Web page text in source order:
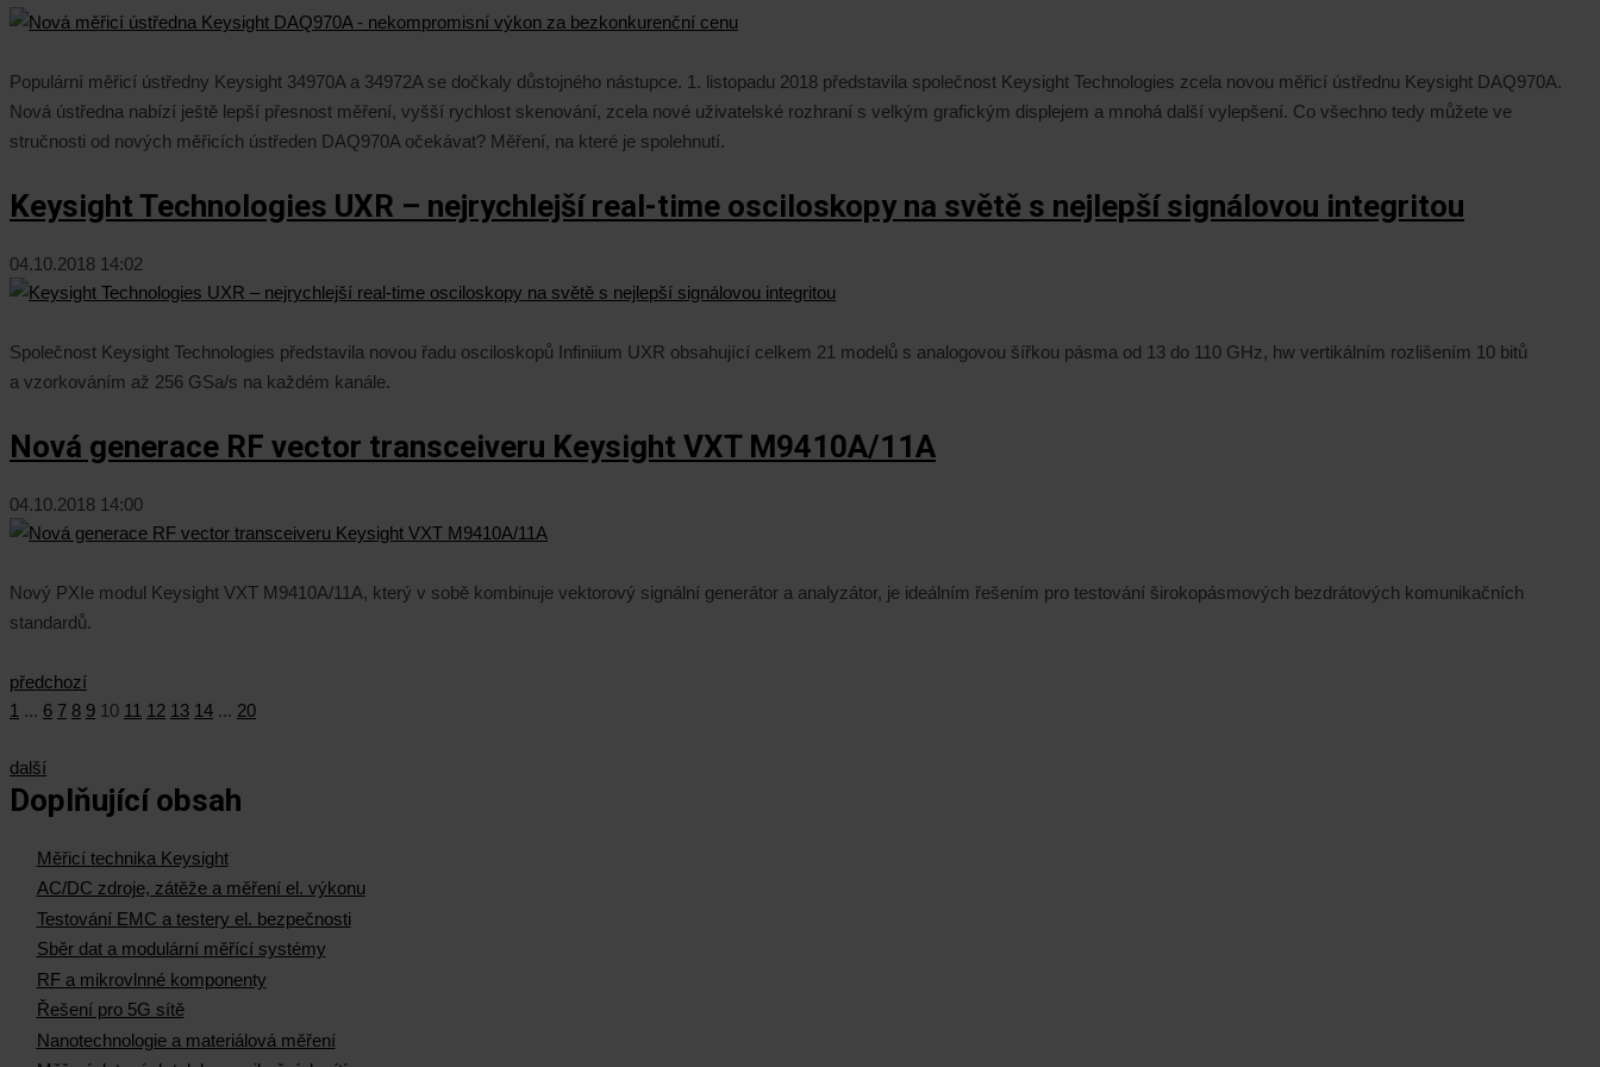
Populární měřicí ústředny Keysight 34970A a 34972A se dočkaly důstojného nástupce. 1. listopadu 2018 představila společnost Keysight Technologies zcela novou měřicí ústřednu Keysight DAQ970A.
Nová ústředna nabízí ještě lepší přesnost měření, vyšší rychlost skenování, zcela nové uživatelské rozhraní s velkým grafickým displejem a mnohá další vylepšení. Co všechno tedy můžete ve
stručnosti od nových měřicích ústředen DAQ970A očekávat? Měření, na které je spolehnutí.
Keysight Technologies UXR – nejrychlejší real-time osciloskopy na světě s nejlepší signálovou integritou
04.10.2018 14:02
Společnost Keysight Technologies představila novou řadu osciloskopů Infiniium UXR obsahující celkem 21 modelů s analogovou šířkou pásma od 13 do 110 GHz, hw vertikálním rozlišením 10 bitů
a vzorkováním až 256 GSa/s na každém kanále.
Nová generace RF vector transceiveru Keysight VXT M9410A/11A
04.10.2018 14:00
Nový PXIe modul Keysight VXT M9410A/11A, který v sobě kombinuje vektorový signální generátor a analyzátor, je ideálním řešením pro testování širokopásmových bezdrátových komunikačních
standardů.
předchozí
1 ... 6 7 8 9 10 11 12 13 14 ... 20
další
Doplňující obsah
Měřicí technika Keysight
AC/DC zdroje, zátěže a měření el. výkonu
Testování EMC a testery el. bezpečnosti
Sběr dat a modulární měřící systémy
RF a mikrovlnné komponenty
Řešení pro 5G sítě
Nanotechnologie a materiálová měření